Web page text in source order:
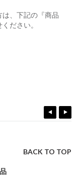
、下記の『商品
ださい。
BACK TO TOP